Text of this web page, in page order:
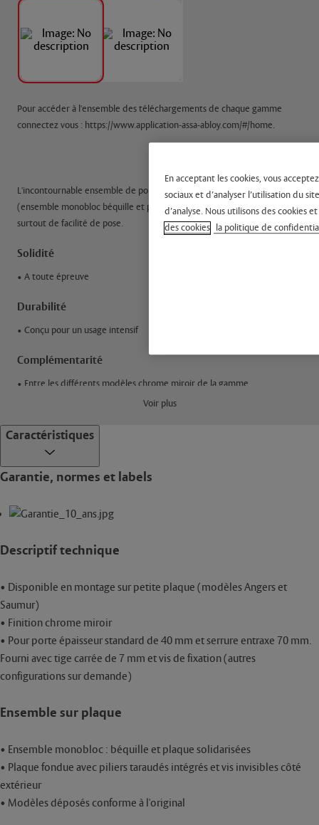
Pour accéder à l'ensemble des téléchargements de chaque gamme
connectez vous : https://www.application-assa-abloy.com/#/home.
L'incontournable ensemble de porte chromé. Gage de solidité
(ensemble monobloc béquille et plaque solidarisées), d'esthétique et
surtout de facilité de pose.
Solidité
• A toute épreuve
Durabilité
• Conçu pour un usage intensif
Complémentarité
• Entre les différents modèles chrome miroir de la gamme
• Grâce au vissage simplifié dans les piliers taraudés intégrés à la plaque
Voir plus
Caractéristiques
Garantie, normes et labels
Descriptif technique
• Disponible en montage sur petite plaque (modèles Angers et
Saumur)
• Finition chrome miroir
• Pour porte épaisseur standard de 40 mm et serrure entraxe 70 mm.
Fourni avec tige carrée de 7 mm et vis de fixation (autres
configurations sur demande)
Ensemble sur plaque
• Ensemble monobloc : béquille et plaque solidarisées
• Plaque fondue avec piliers taraudés intégrés et vis invisibles côté
extérieur
• Modèles déposés conforme à l'original
En acceptant les cookies, vous
sociaux et d’analyser l’utilisation du
d’analyse. Nous utilisons des cookies
des cookies la politique de